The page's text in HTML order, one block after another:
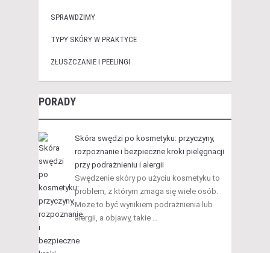
SPRAWDZIMY
TYPY SKÓRY W PRAKTYCE
ZŁUSZCZANIE I PEELINGI
PORADY
Skóra swędzi po kosmetyku: przyczyny,
rozpoznanie i bezpieczne kroki pielęgnacji
przy podrażnieniu i alergii
Swędzenie skóry po użyciu kosmetyku to
problem, z którym zmaga się wiele osób.
Może to być wynikiem podrażnienia lub
alergii, a objawy, takie …